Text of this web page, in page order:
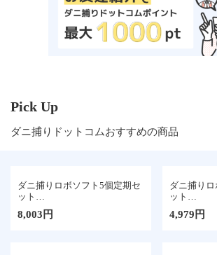
Pick Up
ダニ捕りドットコムおすすめの商品
ダニ捕りロボソフト5個定期セ
ット
（レギュラーサイズ）
8,003円
ダニ捕り
ット
（レギュ
4,979円